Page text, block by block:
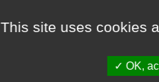
This site uses cookies
OK,